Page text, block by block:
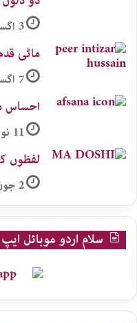
3 اگست, 2026
ماٹی
7 اگست, 2026
احساس
11 نومبر, 2025
لفظوں
2 جون, 2026
سلام اردو موبائل ایپ